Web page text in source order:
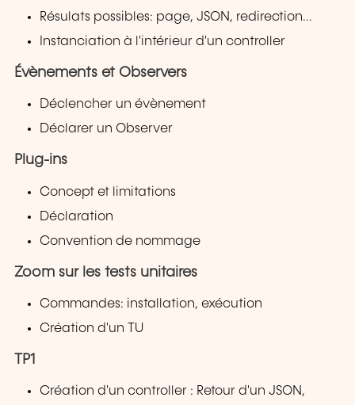
Résulats possibles: page, JSON, redirection...
Instanciation à l'intérieur d'un controller
Évènements et Observers
Déclencher un évènement
Déclarer un Observer
Plug-ins
Concept et limitations
Déclaration
Convention de nommage
Zoom sur les tests unitaires
Commandes: installation, exécution
Création d'un TU
TP1
Création d'un controller : Retour d'un JSON,